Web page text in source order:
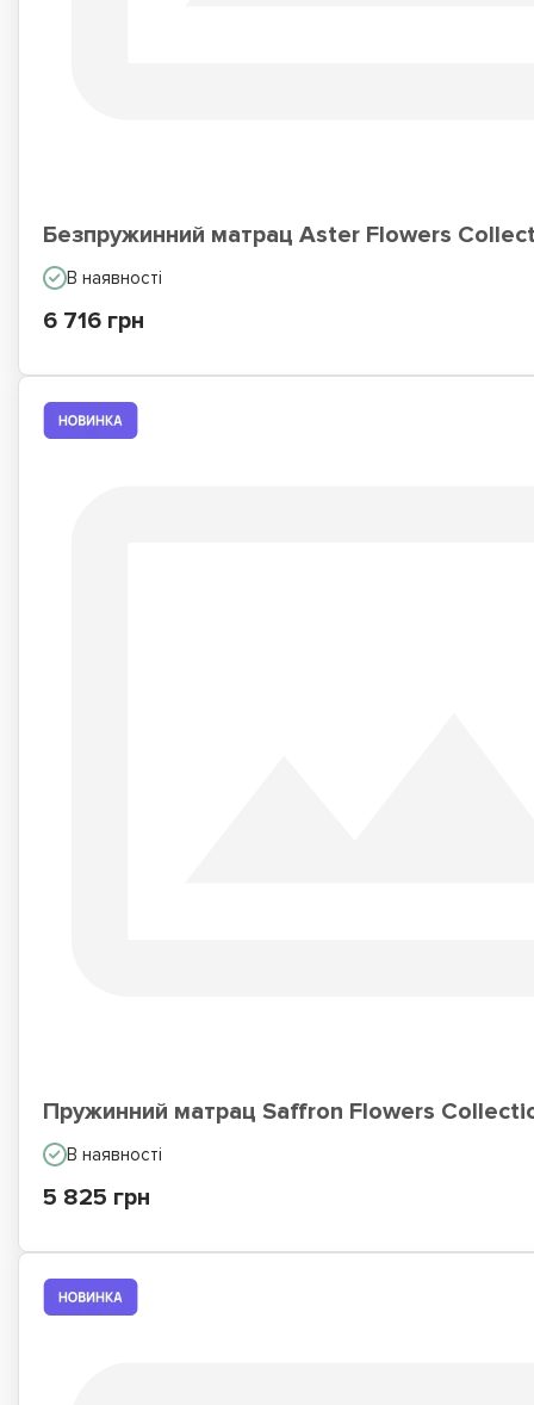
Безпружинний матрац Aster Flowers
В наявності
6 716 грн
Пружинний матрац Saffron Flowers
В наявності
5 825 грн